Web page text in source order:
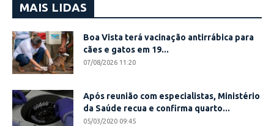
MAIS LIDAS
Boa Vista terá vacinação antirrábica para
cães e gatos em 19...
07/08/2026 11:20
Após reunião com especialistas, Ministério
da Saúde recua e confirma quarto...
05/03/2020 09:45